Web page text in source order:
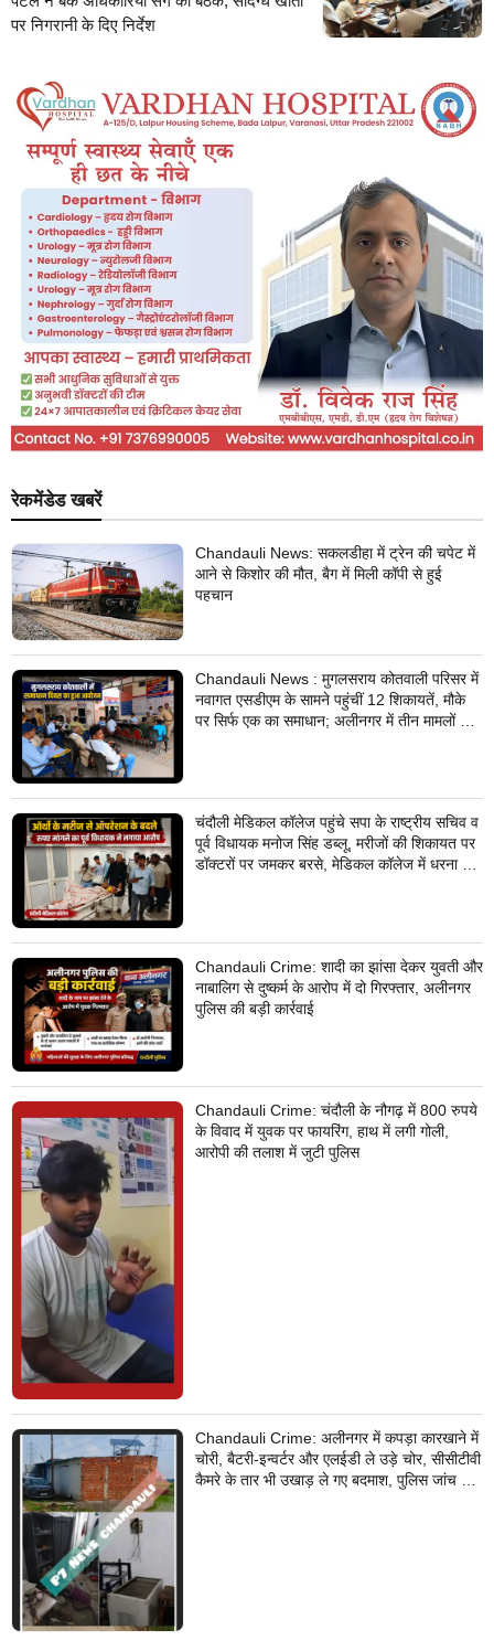
पर निगरानी के दिए निर्देश
रेकमेंडेड खबरें
Chandauli News: सकलडीहा में ट्रेन की चपेट में
आने से किशोर की मौत, बैग में मिली कॉपी से हुई
पहचान
Chandauli News : मुगलसराय कोतवाली परिसर में
नवागत एसडीएम के सामने पहुंचीं 12 शिकायतें, मौके
पर सिर्फ एक का समाधान; अलीनगर में तीन मामलों का
चंदौली मेडिकल कॉलेज पहुंचे सपा के राष्ट्रीय सचिव व
पूर्व विधायक मनोज सिंह डब्लू, मरीजों की शिकायत पर
डॉक्टरों पर जमकर बरसे, मेडिकल कॉलेज में धरना देने
Chandauli Crime: शादी का झांसा देकर युवती और
नाबालिग से दुष्कर्म के आरोप में दो गिरफ्तार, अलीनगर
पुलिस की बड़ी कार्रवाई
Chandauli Crime: चंदौली के नौगढ़ में 800 रुपये
के विवाद में युवक पर फायरिंग, हाथ में लगी गोली,
आरोपी की तलाश में जुटी पुलिस
Chandauli Crime: अलीनगर में कपड़ा कारखाने में
चोरी, बैटरी-इन्वर्टर और एलईडी ले उड़े चोर, सीसीटीवी
कैमरे के तार भी उखाड़ ले गए बदमाश, पुलिस जांच में